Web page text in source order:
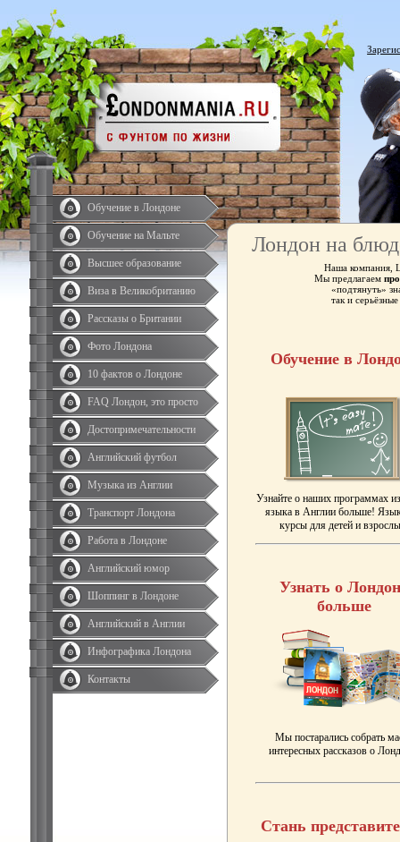
Обучение в Лондоне
Обучение на Мальте
Высшее образование
Виза в Великобританию
Рассказы о Британии
Фото Лондона
10 фактов о Лондоне
FAQ Лондон, это просто
Достопримечательности
Английский футбол
Музыка из Англии
Транспорт Лондона
Работа в Лондоне
Английский юмор
Шоппинг в Лондоне
Английский в Англии
Инфографика Лондона
Контакты
Лондон на
Наша компания,
Мы предлагаем
«подтянуть»
так и
Обучение в
Узнайте о наших программах
языка в Англии больше!
курсы для детей и
Узнать о
больше
Мы постарались собрать
интересных рассказов о
Стань